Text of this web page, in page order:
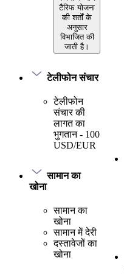
टैरिफ योजना
की शर्तों के
अनुसार
विभाजित की
जाती है।
टेलीफोन संचार
टेलीफोन
संचार की
लागत का
भुगतान - 100
USD/EUR
सामान का
खोना
सामान का
खोना
सामान में देरी
दस्तावेजों का
खोना